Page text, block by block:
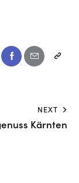
NEXT
Kärnten